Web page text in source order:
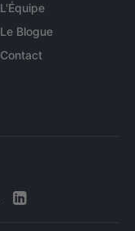
L'Équipe
Le Blogue
Contact